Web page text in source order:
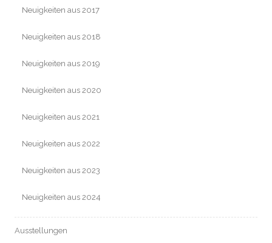
Neuigkeiten aus 2017
Neuigkeiten aus 2018
Neuigkeiten aus 2019
Neuigkeiten aus 2020
Neuigkeiten aus 2021
Neuigkeiten aus 2022
Neuigkeiten aus 2023
Neuigkeiten aus 2024
Ausstellungen